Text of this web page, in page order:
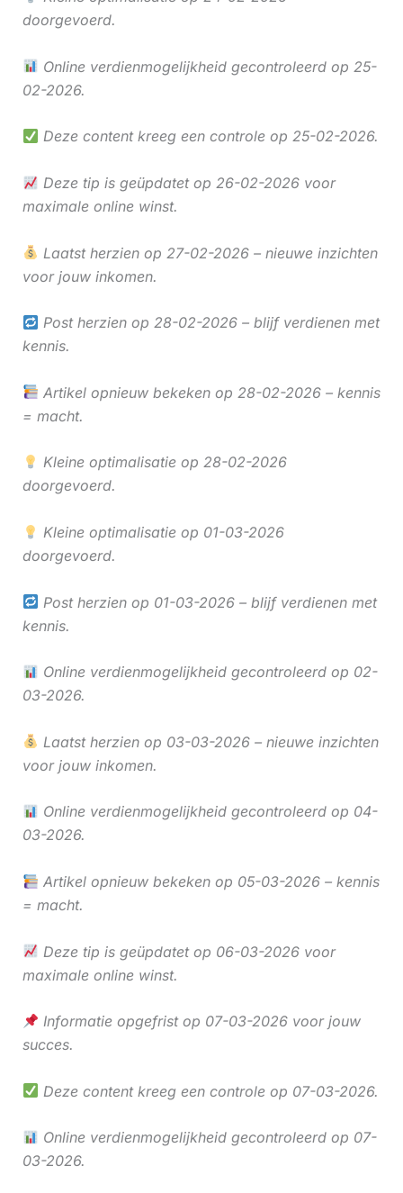
doorgevoerd.
Online verdienmogelijkheid gecontroleerd op 25-
02-2026.
Deze content kreeg een controle op 25-02-2026.
Deze tip is geüpdatet op 26-02-2026 voor
maximale online winst.
Laatst herzien op 27-02-2026 – nieuwe inzichten
voor jouw inkomen.
Post herzien op 28-02-2026 – blijf verdienen met
kennis.
Artikel opnieuw bekeken op 28-02-2026 – kennis
= macht.
Kleine optimalisatie op 28-02-2026
doorgevoerd.
Kleine optimalisatie op 01-03-2026
doorgevoerd.
Post herzien op 01-03-2026 – blijf verdienen met
kennis.
Online verdienmogelijkheid gecontroleerd op 02-
03-2026.
Laatst herzien op 03-03-2026 – nieuwe inzichten
voor jouw inkomen.
Online verdienmogelijkheid gecontroleerd op 04-
03-2026.
Artikel opnieuw bekeken op 05-03-2026 – kennis
= macht.
Deze tip is geüpdatet op 06-03-2026 voor
maximale online winst.
Informatie opgefrist op 07-03-2026 voor jouw
succes.
Deze content kreeg een controle op 07-03-2026.
Online verdienmogelijkheid gecontroleerd op 07-
03-2026.